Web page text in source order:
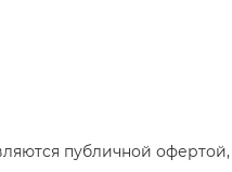
публичной